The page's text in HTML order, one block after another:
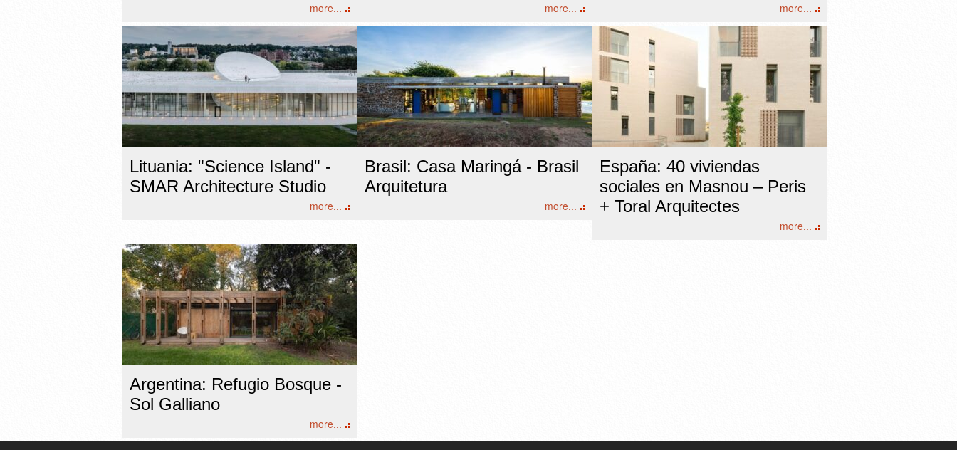
more... more... more...
Lituania: "Science Island" -
SMAR Architecture Studio
more...
Brasil: Casa Maringá - Brasil
Arquitetura
more...
España: 40 viviendas
sociales en Masnou – Peris
+ Toral Arquitectes
more...
Argentina: Refugio Bosque -
Sol Galliano
more...